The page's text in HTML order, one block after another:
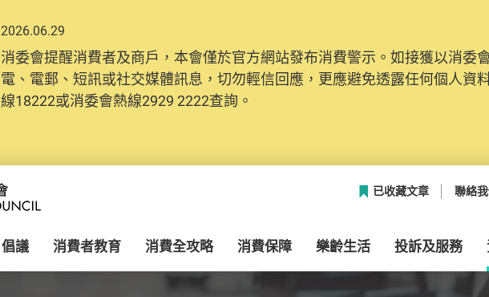
2026.06.29
消委會提醒消費者及商戶，本會僅於官方網站發布消費警示。如接獲以消委
電、電郵、短訊或社交媒體訊息，切勿輕信回應，更應避免透露任何個人資
線18222或消委會熱線2929 2222查詢。
2025.10.31
為提升使用者體驗及網絡安全，本會的投訴處理系統已經進行升級及推出
消費者需要提供基本聯絡資料（包括姓名、電郵及電話）註冊帳戶，才可提
紀錄將清晰整合於帳戶中，方便日後作出跟進。
已收藏文章 聯絡
倡議 消費者教育 消費全攻略 消費保障 樂齡生活 投訴及服務